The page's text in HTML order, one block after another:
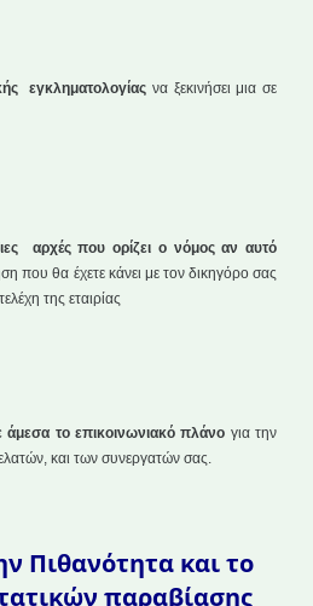
εγκληματολογίας να ξεκινήσει μια σε
αρχές που ορίζει ο νόμος αν αυτό
που θα έχετε κάνει με τον δικηγόρο σας
της εταιρίας
άμεσα το επικοινωνιακό πλάνο για την
και των συνεργατών σας.
Πιθανότητα και το
παραβίασης